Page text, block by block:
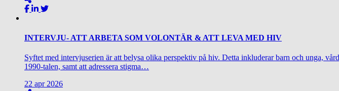
INTERVJU- ATT ARBETA SOM VOLONTÄR & ATT LEVA MED HIV
Syftet med intervjuserien är att belysa olika perspektiv på hiv. Detta inkluderar barn och unga,
1990-talen, samt att adressera stigma…
22 apr 2026